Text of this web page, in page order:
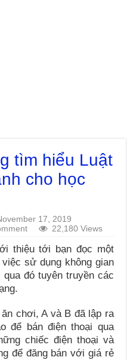
tìm hiểu Luật
cho học
17, 2019
22,180 Views
thiệu tới bạn đọc một
sử dụng không gian
đó tuyên truyền các
chơi, A và B đã lập ra
để bán điện thoại qua
chiếc điện thoại và
để đăng bán với giá rẻ